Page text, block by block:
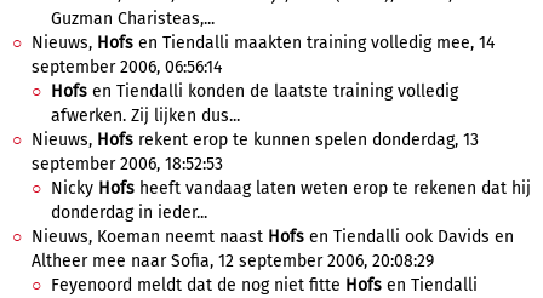
Guzman Charisteas,...
Nieuws, Hofs en Tiendalli maakten training volledig mee, 14
september 2006, 06:56:14
Hofs en Tiendalli konden de laatste training volledig
afwerken. Zij lijken dus...
Nieuws, Hofs rekent erop te kunnen spelen donderdag, 13
september 2006, 18:52:53
Nicky Hofs heeft vandaag laten weten erop te rekenen dat hij
donderdag in ieder...
Nieuws, Koeman neemt naast Hofs en Tiendalli ook Davids en
Altheer mee naar Sofia, 12 september 2006, 20:08:29
Feyenoord meldt dat de nog niet fitte Hofs en Tiendalli